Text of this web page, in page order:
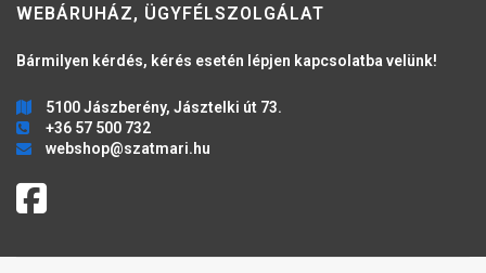
WEBÁRUHÁZ, ÜGYFÉLSZOLGÁLAT
Bármilyen kérdés, kérés esetén lépjen kapcsolatba velünk!
5100 Jászberény, Jásztelki út 73.
+36 57 500 732
webshop@szatmari.hu